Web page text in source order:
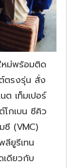
หม่พร้อมติด
ตรงรุ่น สั่ง
ต เท็มเปอร์
โกเบน ซีคิว
ซี (VMC)
ยูรีเทน
เดียวกับ